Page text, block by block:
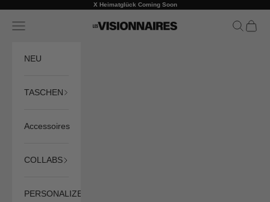
Previous
X Heimatglück Coming Soon
LES VISIONNAIRES
Navigation menu Search
Cart
NEU
TASCHEN
Accessoires
COLLABS
PERSONALIZE